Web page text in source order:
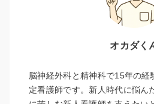
オカダく
脳神経外科と精神科で15年の
定看護師です。新人時代に悩ん